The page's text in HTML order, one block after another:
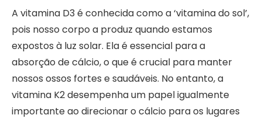
A vitamina D3 é conhecida como a ‘vitamina do sol’,
pois nosso corpo a produz quando estamos
expostos à luz solar. Ela é essencial para a
absorção de cálcio, o que é crucial para manter
nossos ossos fortes e saudáveis. No entanto, a
vitamina K2 desempenha um papel igualmente
importante ao direcionar o cálcio para os lugares